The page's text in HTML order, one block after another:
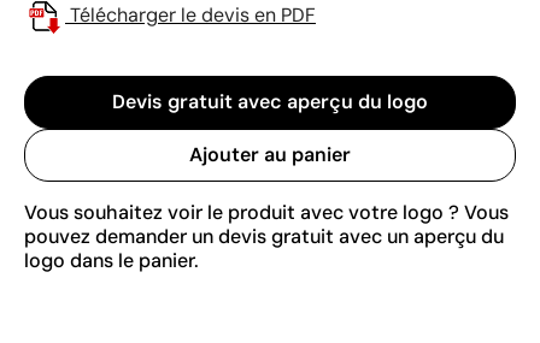
Télécharger le devis en PDF
Devis gratuit avec aperçu du logo
Ajouter au panier
Vous souhaitez voir le produit avec votre logo ? Vous
pouvez demander un devis gratuit avec un aperçu du
logo dans le panier.